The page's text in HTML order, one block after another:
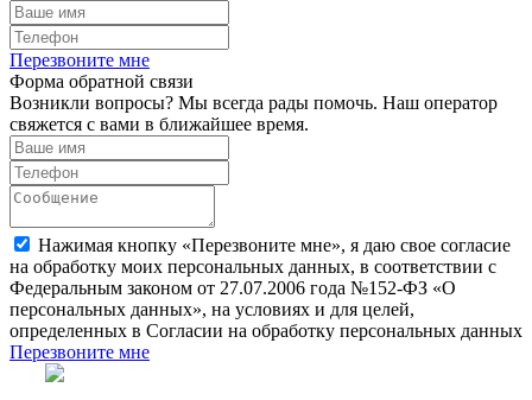
Перезвоните мне
Форма обратной связи
Возникли вопросы? Мы всегда рады помочь. Наш оператор
свяжется с вами в ближайшее время.
Нажимая кнопку «Перезвоните мне», я даю свое согласие
на обработку моих персональных данных, в соответствии с
Федеральным законом от 27.07.2006 года №152-ФЗ «О
персональных данных», на условиях и для целей,
определенных в Согласии на обработку персональных данных
Перезвоните мне